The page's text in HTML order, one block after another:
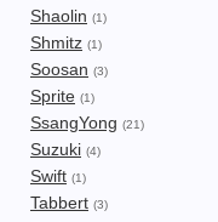
Shaolin (1)
Shmitz (1)
Soosan (3)
Sprite (1)
SsangYong (21)
Suzuki (4)
Swift (1)
Tabbert (3)